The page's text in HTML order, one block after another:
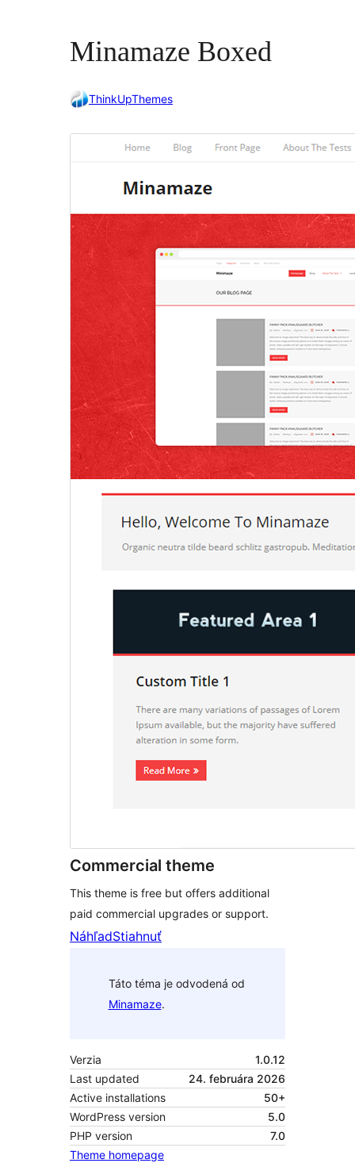
Minamaze Boxed
ThinkUpThemes
Commercial theme
This theme is free but offers additional
paid commercial upgrades or support.
NáhľadStiahnuť
Táto téma je odvodená od
Minamaze.
Verzia
1.0.12
Last updated
24. februára 2026
Active installations
50+
WordPress version
5.0
PHP version
7.0
Theme homepage